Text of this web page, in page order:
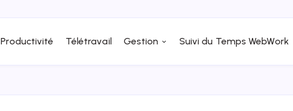
Productivité Télétravail Gestion Suivi du Temps WebWork